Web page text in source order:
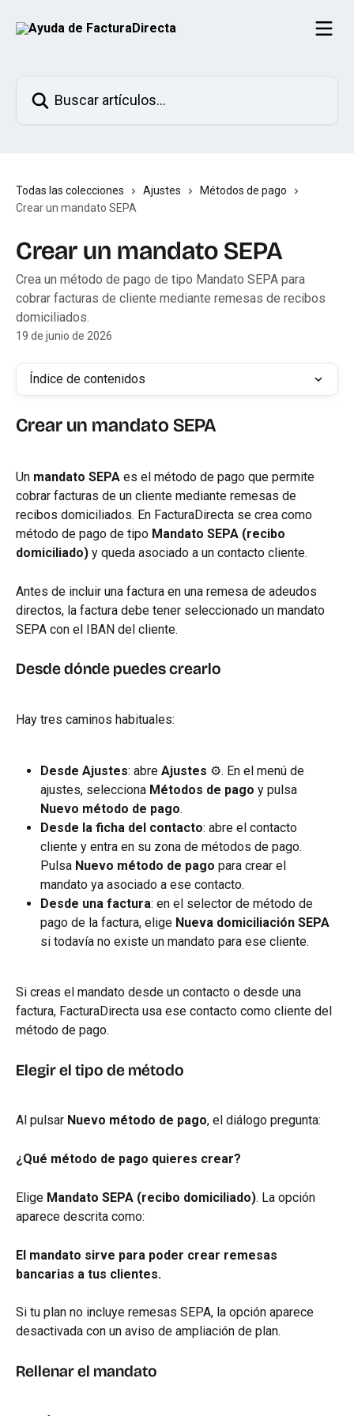
Todas las colecciones Ajustes
Métodos de pago
Crear un mandato SEPA
Crear un mandato SEPA
Crea un método de pago de tipo Mandato SEPA para
cobrar facturas de cliente mediante remesas de recibos
domiciliados.
19 de junio de 2026
Índice de contenidos
Crear un mandato SEPA
Un mandato SEPA es el método de pago que permite
cobrar facturas de un cliente mediante remesas de
recibos domiciliados. En FacturaDirecta se crea como
método de pago de tipo Mandato SEPA (recibo
domiciliado) y queda asociado a un contacto cliente.
Antes de incluir una factura en una remesa de adeudos
directos, la factura debe tener seleccionado un mandato
SEPA con el IBAN del cliente.
Desde dónde puedes crearlo
Hay tres caminos habituales:
Desde Ajustes: abre Ajustes ⚙️. En el menú de
ajustes, selecciona Métodos de pago y pulsa
Nuevo método de pago.
Desde la ficha del contacto: abre el contacto
cliente y entra en su zona de métodos de pago.
Pulsa Nuevo método de pago para crear el
mandato ya asociado a ese contacto.
Desde una factura: en el selector de método de
pago de la factura, elige Nueva domiciliación SEPA
si todavía no existe un mandato para ese cliente.
Si creas el mandato desde un contacto o desde una
factura, FacturaDirecta usa ese contacto como cliente del
método de pago.
Elegir el tipo de método
Al pulsar Nuevo método de pago, el diálogo pregunta:
¿Qué método de pago quieres crear?
Elige Mandato SEPA (recibo domiciliado). La opción
aparece descrita como:
El mandato sirve para poder crear remesas
bancarias a tus clientes.
Si tu plan no incluye remesas SEPA, la opción aparece
desactivada con un aviso de ampliación de plan.
Rellenar el mandato